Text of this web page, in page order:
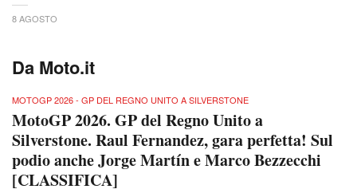
8 AGOSTO
Da Moto.it
MOTOGP 2026 - GP DEL REGNO UNITO A SILVERSTONE
MotoGP 2026. GP del Regno Unito a
Silverstone. Raul Fernandez, gara perfetta! Sul
podio anche Jorge Martín e Marco Bezzecchi
[CLASSIFICA]